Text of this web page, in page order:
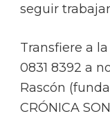
seguir
Transfiere a
0831 8392 a
Rascón
CRÓNICA